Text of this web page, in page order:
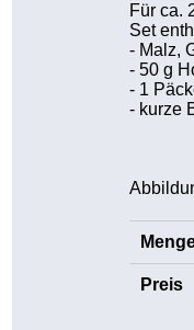
Für ca.
Set
- Malz,
- 50 g
- 1
- kurze